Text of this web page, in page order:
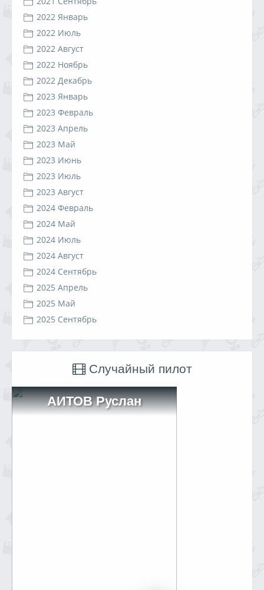
2022 Январь
2022 Июль
2022 Август
2022 Ноябрь
2022 Декабрь
2023 Январь
2023 Февраль
2023 Апрель
2023 Май
2023 Июнь
2023 Июль
2023 Август
2024 Февраль
2024 Май
2024 Июль
2024 Август
2024 Сентябрь
2025 Апрель
2025 Май
2025 Сентябрь
Случайный пилот
АИТОВ Руслан